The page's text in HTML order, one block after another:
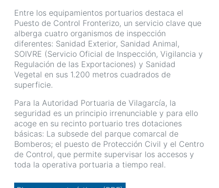
Entre los equipamientos portuarios destaca el
Puesto de Control Fronterizo, un servicio clave que
alberga cuatro organismos de inspección
diferentes: Sanidad Exterior, Sanidad Animal,
SOIVRE (Servicio Oficial de Inspección, Vigilancia y
Regulación de las Exportaciones) y Sanidad
Vegetal en sus 1.200 metros cuadrados de
superficie.
Para la Autoridad Portuaria de Vilagarcía, la
seguridad es un principio irrenunciable y para ello
acoge en su recinto portuario tres dotaciones
básicas: La subsede del parque comarcal de
Bomberos; el puesto de Protección Civil y el Centro
de Control, que permite supervisar los accesos y
toda la operativa portuaria a tiempo real.